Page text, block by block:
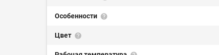
Особенности
Цвет